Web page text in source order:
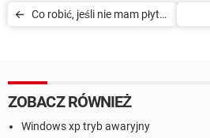
Co robić, jeśli nie mam płytki
ZOBACZ RÓWNIEŻ
Windows xp tryb awaryjny